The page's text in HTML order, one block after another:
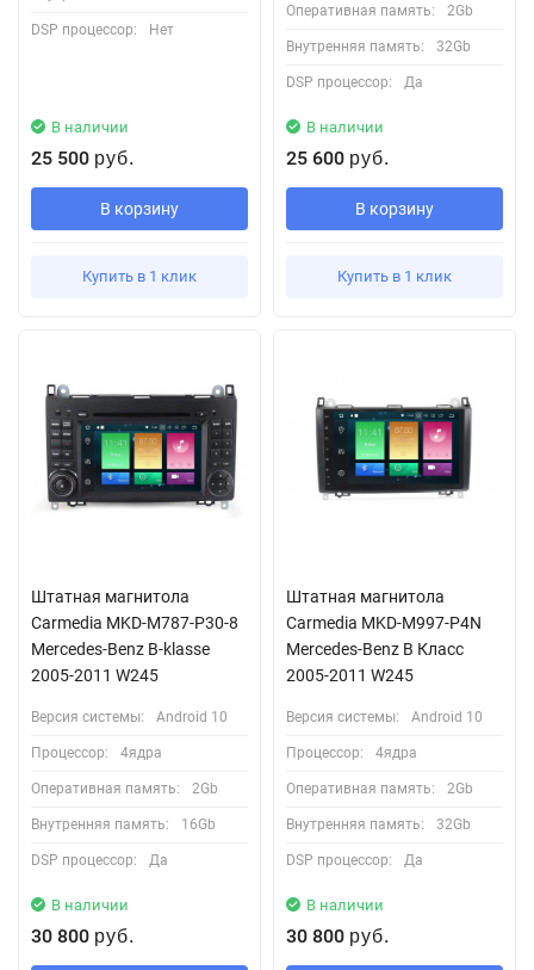
DSP процессор: Нет
В наличии
25 500 руб.
В корзину
Купить в 1 клик
Оперативная память: 2Gb
Внутренняя память: 32Gb
DSP процессор: Да
В наличии
25 600 руб.
В корзину
Купить в 1 клик
Штатная магнитола
Carmedia MKD-M787-P30-8
Mercedes-Benz B-klasse
2005-2011 W245
Версия системы: Android 10
Процессор: 4ядра
Оперативная память: 2Gb
Внутренняя память: 16Gb
DSP процессор: Да
В наличии
30 800 руб.
Штатная магнитола
Сarmedia MKD-M997-P4N
Mercedes-Benz B Класс
2005-2011 W245
Версия системы: Android 10
Процессор: 4ядра
Оперативная память: 2Gb
Внутренняя память: 32Gb
DSP процессор: Да
В наличии
30 800 руб.